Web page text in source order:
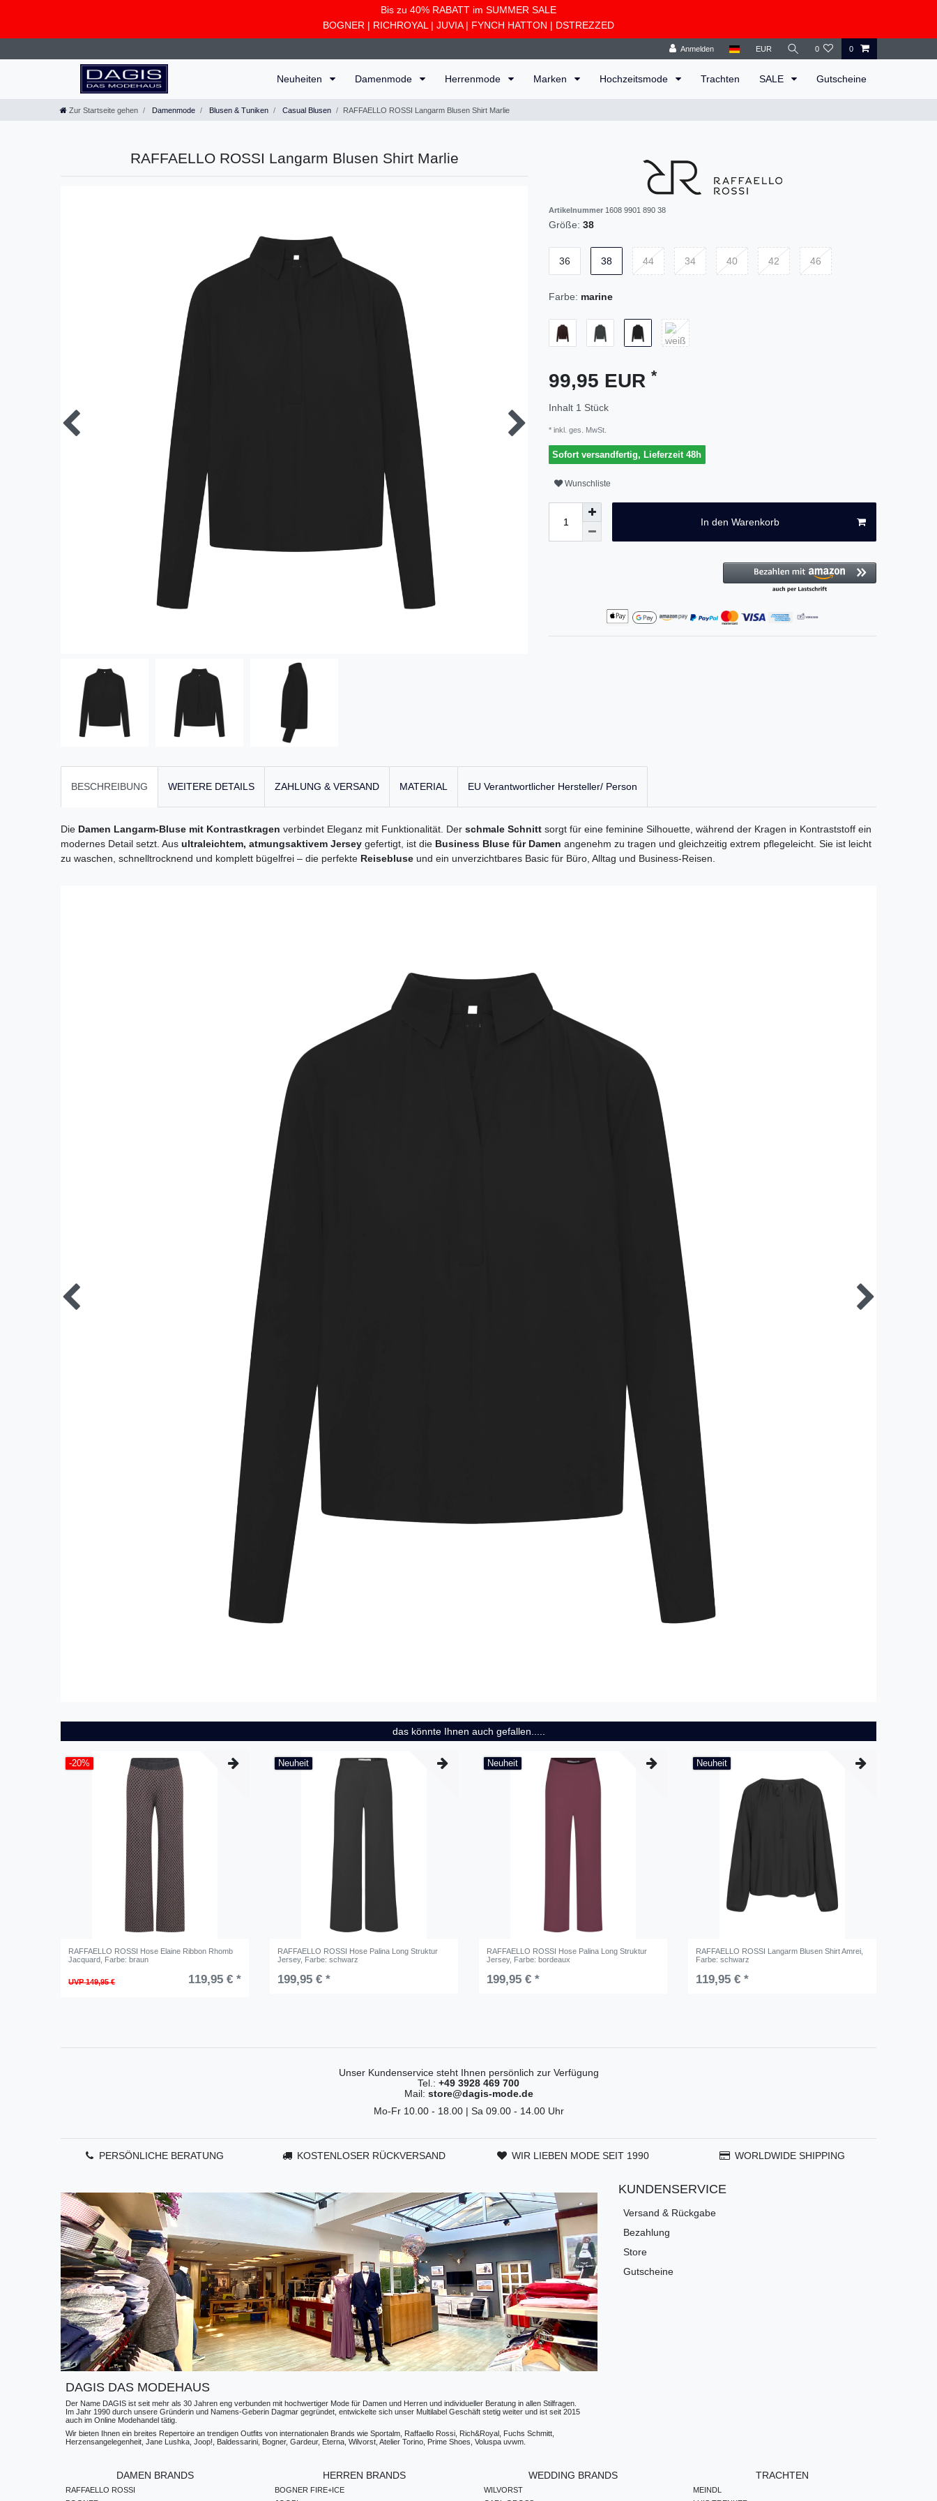
Bis zu 40% RABATT im SUMMER SALE
BOGNER | RICHROYAL | JUVIA| FYNCH HATTON | DSTREZZED
Anmelden EUR 0 0
Neuheiten Damenmode Herrenmode Marken Hochzeitsmode Trachten SALE Gutscheine
Zur Startseite gehen Damenmode Blusen & Tuniken Casual Blusen RAFFAELLO ROSSI Langarm Blusen Shirt Marlie
RAFFAELLO ROSSI Langarm Blusen Shirt Marlie
Artikelnummer 1608 9901 890 38
Größe: 38
36 38 44 34 40 42 46
Farbe: marine
99,95 EUR *
Inhalt 1 Stück
* inkl. ges. MwSt.
Sofort versandfertig, Lieferzeit 48h
Wunschliste
In den Warenkorb
BESCHREIBUNG WEITERE DETAILS ZAHLUNG & VERSAND MATERIAL EU Verantwortlicher Hersteller/ Person
Die Damen Langarm-Bluse mit Kontrastkragen verbindet Eleganz mit Funktionalität. Der schmale Schnitt sorgt für eine feminine Silhouette, während der Kragen in Kontraststoff ein
modernes Detail setzt. Aus ultraleichtem, atmungsaktivem Jersey gefertigt, ist die Business Bluse für Damen angenehm zu tragen und gleichzeitig extrem pflegeleicht. Sie ist leicht
zu waschen, schnelltrocknend und komplett bügelfrei – die perfekte Reisebluse und ein unverzichtbares Basic für Büro, Alltag und Business-Reisen.
das könnte Ihnen auch gefallen.....
-20%
RAFFAELLO ROSSI Hose Elaine Ribbon Rhomb
Jacquard, Farbe: braun
UVP 149,95 € 119,95 € *
Neuheit
RAFFAELLO ROSSI Hose Palina Long Struktur
Jersey, Farbe: schwarz
199,95 € *
Neuheit
RAFFAELLO ROSSI Hose Palina Long Struktur
Jersey, Farbe: bordeaux
199,95 € *
Neuheit
RAFFAELLO ROSSI Langarm Blusen Shirt Amrei,
Farbe: schwarz
119,95 € *
Unser Kundenservice steht Ihnen persönlich zur Verfügung
Tel.: +49 3928 469 700
Mail: store@dagis-mode.de
Mo-Fr 10.00 - 18.00 | Sa 09.00 - 14.00 Uhr
PERSÖNLICHE BERATUNG KOSTENLOSER RÜCKVERSAND WIR LIEBEN MODE SEIT 1990 WORLDWIDE SHIPPING
DAGIS DAS MODEHAUS
Der Name DAGIS ist seit mehr als 30 Jahren eng verbunden mit hochwertiger Mode für Damen und Herren und individueller Beratung in allen Stilfragen.
Im Jahr 1990 durch unsere Gründerin und Namens-Geberin Dagmar gegründet, entwickelte sich unser Multilabel Geschäft stetig weiter und ist seit 2015
auch im Online Modehandel tätig.
Wir bieten Ihnen ein breites Repertoire an trendigen Outfits von internationalen Brands wie Sportalm, Raffaello Rossi, Rich&Royal, Fuchs Schmitt,
Herzensangelegenheit, Jane Lushka, Joop!, Baldessarini, Bogner, Gardeur, Eterna, Wilvorst, Atelier Torino, Prime Shoes, Voluspa uvwm.
KUNDENSERVICE
Versand & Rückgabe
Bezahlung
Store
Gutscheine
DAMEN BRANDS
RAFFAELLO ROSSI
HERREN BRANDS
BOGNER FIRE+ICE
WEDDING BRANDS
WILVORST
TRACHTEN
MEINDL